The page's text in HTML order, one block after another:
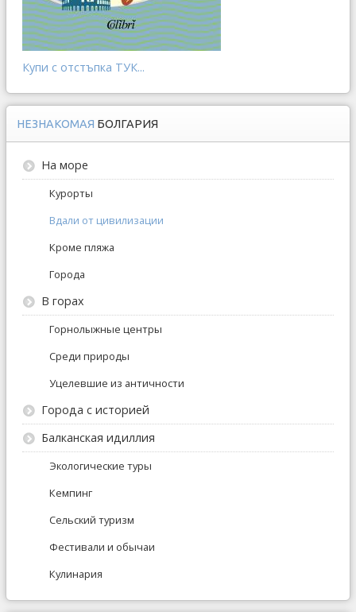
Купи с отстъпка ТУК...
НЕЗНАКОМАЯ БОЛГАРИЯ
На море
Курорты
Вдали от цивилизации
Кроме пляжа
Города
В горах
Горнолыжные центры
Среди природы
Уцелевшие из античности
Города с историей
Балканская идиллия
Экологические туры
Кемпинг
Сельский туризм
Фестивали и обычаи
Кулинария